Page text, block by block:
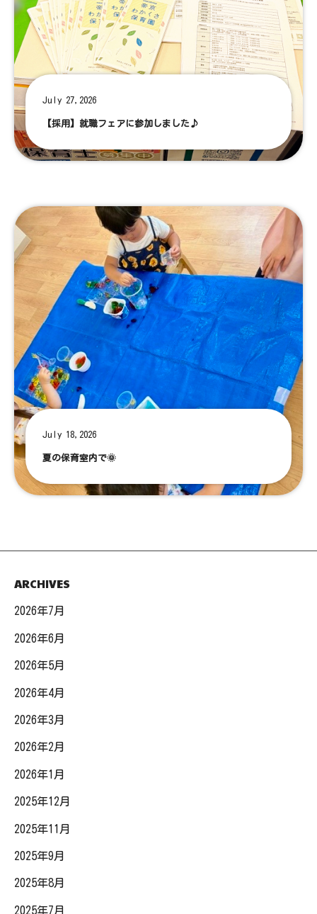
July 27,2026
【採用】就職フェアに参加しました♪
July 18,2026
夏の保育室内で🌞
ARCHIVES
2026年7月
2026年6月
2026年5月
2026年4月
2026年3月
2026年2月
2026年1月
2025年12月
2025年11月
2025年9月
2025年8月
2025年7月